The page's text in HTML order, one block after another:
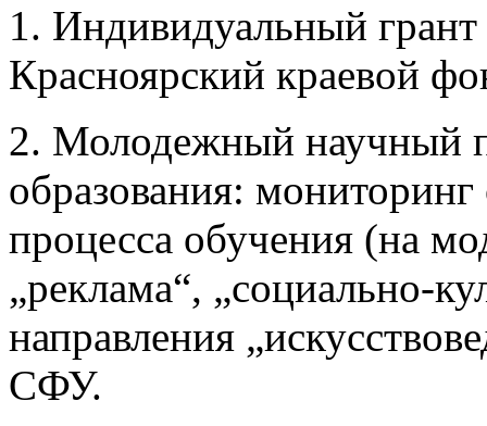
1. Индивидуальный грант
Красноярский краевой
2. Молодежный научный
образования:
процесса обучения (на
„реклама“, „социально-
направления
СФУ.